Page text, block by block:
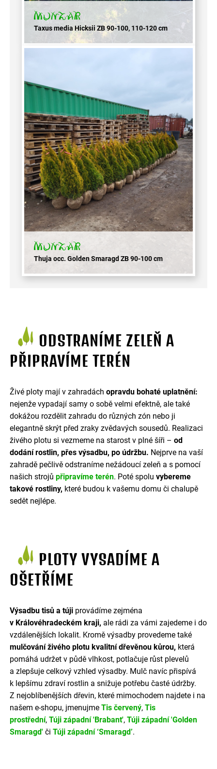
Taxus media Hicksii ZB 90-100, 110-120 cm
Thuja occ. Golden Smaragd ZB 90-100 cm
ODSTRANÍME ZELEŇ A
PŘIPRAVÍME TERÉN
Živé ploty mají v zahradách opravdu bohaté uplatnění:
nejenže vypadají samy o sobě velmi efektně, ale také
dokážou rozdělit zahradu do různých zón nebo ji
elegantně skrýt před zraky zvědavých sousedů. Realizaci
živého plotu si vezmeme na starost v plné šíři – od
dodání rostlin, přes výsadbu, po údržbu. Nejprve na vaší
zahradě pečlivě odstraníme nežádoucí zeleň a s pomocí
našich strojů připravíme terén. Poté spolu vybereme
takové rostliny, které budou k vašemu domu či chalupě
sedět nejlépe.
PLOTY VYSADÍME A
OŠETŘÍME
Výsadbu tisů a túji provádíme zejména
v Královéhradeckém kraji, ale rádi za vámi zajedeme i do
vzdálenějších lokalit. Kromě výsadby provedeme také
mulčování živého plotu kvalitní dřevěnou kůrou, která
pomáhá udržet v půdě vlhkost, potlačuje růst plevelů
a zlepšuje celkový vzhled výsadby. Mulč navíc přispívá
k lepšímu zdraví rostlin a snižuje potřebu časté údržby.
Z nejoblíbenějších dřevin, které mimochodem najdete i na
našem e-shopu, jmenujme Tis červený, Tis
prostřední, Túji západní 'Brabant', Túji západní 'Golden
Smaragd' či Túji západní ‘Smaragd’.